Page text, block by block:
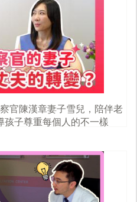
官陳漢章妻子雪兒，陪伴老
孩子尊重每個人的不一樣